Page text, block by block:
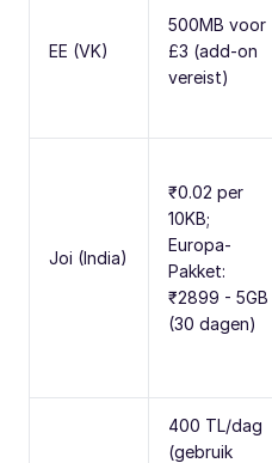
EE (VK)
500MB voor
£3 (add-on
vereist)
Joi (India)
₹0.02 per
10KB;
Europa-
Pakket:
₹2899 - 5GB
(30 dagen)
400 TL/dag
(gebruik